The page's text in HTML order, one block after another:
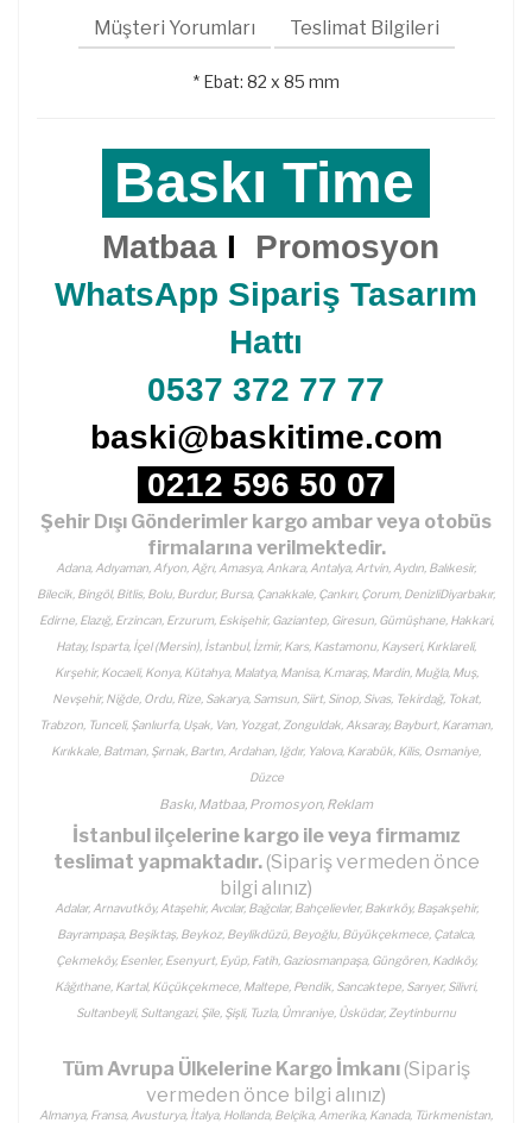
Müşteri Yorumları Teslimat Bilgileri
* Ebat: 82 x 85 mm
Baskı Time
Matbaa I Promosyon
WhatsApp Sipariş Tasarım
Hattı
0537 372 77 77
baski@baskitime.com
0212 596 50 07
Şehir Dışı Gönderimler kargo ambar veya otobüs
firmalarına verilmektedir.
Adana, Adıyaman, Afyon, Ağrı, Amasya, Ankara, Antalya, Artvin, Aydın, Balıkesir,
Bilecik, Bingöl, Bitlis, Bolu, Burdur, Bursa, Çanakkale, Çankırı, Çorum, DenizliDiyarbakır,
Edirne, Elazığ, Erzincan, Erzurum, Eskişehir, Gaziantep, Giresun, Gümüşhane, Hakkari,
Hatay, Isparta, İçel (Mersin), İstanbul, İzmir, Kars, Kastamonu, Kayseri, Kırklareli,
Kırşehir, Kocaeli, Konya, Kütahya, Malatya, Manisa, K.maraş, Mardin, Muğla, Muş,
Nevşehir, Niğde, Ordu, Rize, Sakarya, Samsun, Siirt, Sinop, Sivas, Tekirdağ, Tokat,
Trabzon, Tunceli, Şanlıurfa, Uşak, Van, Yozgat, Zonguldak, Aksaray, Bayburt, Karaman,
Kırıkkale, Batman, Şırnak, Bartın, Ardahan, Iğdır, Yalova, Karabük, Kilis, Osmaniye,
Düzce
Baskı, Matbaa, Promosyon, Reklam
İstanbul ilçelerine kargo ile veya firmamız
teslimat yapmaktadır. (Sipariş vermeden önce
bilgi alınız)
Adalar, Arnavutköy, Ataşehir, Avcılar, Bağcılar, Bahçelievler, Bakırköy, Başakşehir,
Bayrampaşa, Beşiktaş, Beykoz, Beylikdüzü, Beyoğlu, Büyükçekmece, Çatalca,
Çekmeköy, Esenler, Esenyurt, Eyüp, Fatih, Gaziosmanpaşa, Güngören, Kadıköy,
Kâğıthane, Kartal, Küçükçekmece, Maltepe, Pendik, Sancaktepe, Sarıyer, Silivri,
Sultanbeyli, Sultangazi, Şile, Şişli, Tuzla, Ümraniye, Üsküdar, Zeytinburnu
Tüm Avrupa Ülkelerine Kargo İmkanı (Sipariş
vermeden önce bilgi alınız)
Almanya, Fransa, Avusturya, İtalya, Hollanda, Belçika, Amerika, Kanada, Türkmenistan,